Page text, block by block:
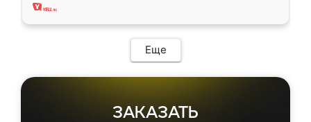
Еще
ЗАКАЗАТЬ